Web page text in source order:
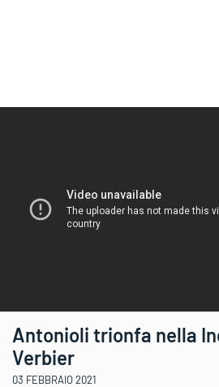
Antonioli trionfa nella
Verbier
03 FEBBRAIO 2021